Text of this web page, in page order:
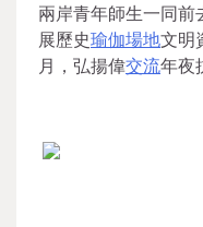
兩岸青年師生一同
展歷史瑜伽場地文明
月，弘揚偉交流年夜